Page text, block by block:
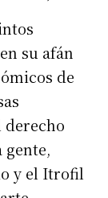
su afán
de
derecho
gente,
y el Itrofil